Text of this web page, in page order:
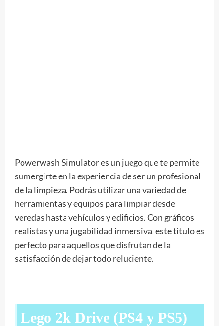
Powerwash Simulator es un juego que te permite
sumergirte en la experiencia de ser un profesional
de la limpieza. Podrás utilizar una variedad de
herramientas y equipos para limpiar desde
veredas hasta vehículos y edificios. Con gráficos
realistas y una jugabilidad inmersiva, este título es
perfecto para aquellos que disfrutan de la
satisfacción de dejar todo reluciente.
Lego 2k Drive (PS4 y PS5)